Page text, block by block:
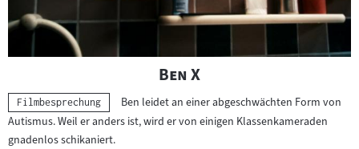
"
Ben X"
Kategorie:
Filmbesprechung
Ben leidet an einer abgeschwächten Form von
Autismus. Weil er anders ist, wird er von einigen Klassenkameraden
gnadenlos schikaniert.